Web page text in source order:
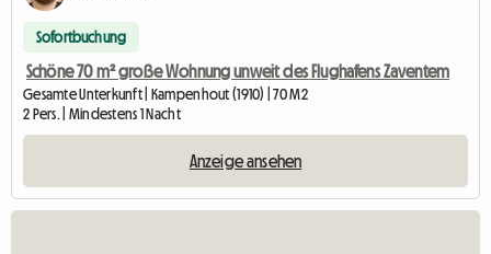
Sofortbuchung
Schöne 70 m² große Wohnung unweit des Flughafens Zaventem
Gesamte Unterkunft | Kampenhout (1910) | 70 M2
2 Pers. | Mindestens 1 Nacht
Anzeige ansehen